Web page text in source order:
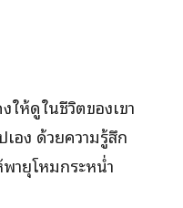
ห้ดูในชีวิตของเขา
อง ด้วยความรู้สึก
ายุโหมกระหน่ำ